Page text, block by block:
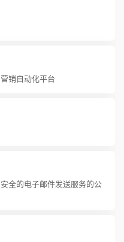
销自动化平台
全的电子邮件发送服务的公